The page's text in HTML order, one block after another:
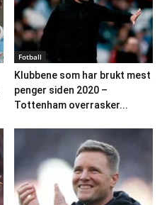
Fotball
Klubbene som har brukt mest
penger siden 2020 –
Tottenham overrasker...